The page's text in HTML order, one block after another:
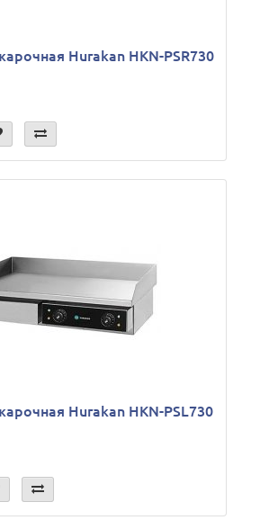
Hurakan HKN-PSR730
Hurakan HKN-PSL730